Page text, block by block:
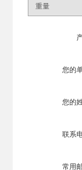
重量
您的
您的
联系
常用